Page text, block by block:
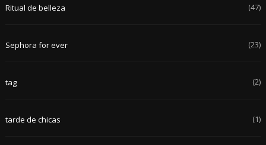
Ritual de belleza (47)
Sephora for ever (23)
tag (2)
tarde de chicas (1)